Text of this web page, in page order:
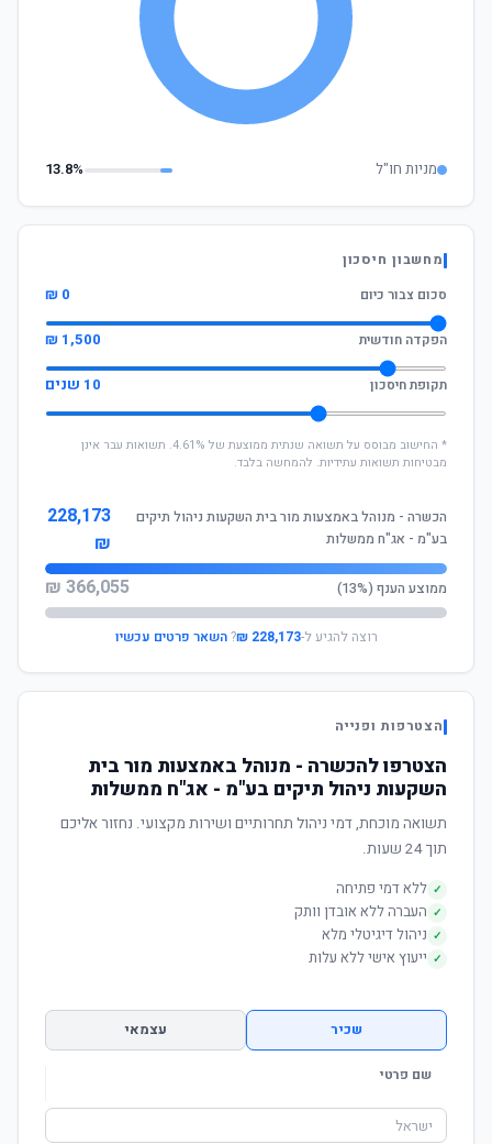
מניות חו"ל 13.8%
מחשבון חיסכון
סכום צבור כיום
0 ₪
הפקדה חודשית 1,500 ₪
תקופת חיסכון 10 שנים
* החישוב מבוסס על תשואה שנתית ממוצעת של 4.61%. תשואות עבר אינן
מבטיחות תשואות עתידיות. להמחשה בלבד.
הכשרה - מנוהל באמצעות מור בית השקעות ניהול תיקים
בע"מ - אג"ח ממשלות
228,173
₪
ממוצע הענף (13%) 366,055 ₪
רוצה להגיע ל-228,173 ₪
?השאר פרטים עכשיו
הצטרפות ופנייה
הצטרפו להכשרה - מנוהל באמצעות מור בית
השקעות ניהול תיקים בע"מ - אג"ח ממשלות
תשואה מוכחת, דמי ניהול תחרותיים ושירות מקצועי. נחזור אליכם
תוך 24 שעות.
✓ ללא דמי פתיחה
✓ העברה ללא אובדן וותק
✓ ניהול דיגיטלי מלא
✓ ייעוץ אישי ללא עלות
שכיר עצמאי
שם פרטי